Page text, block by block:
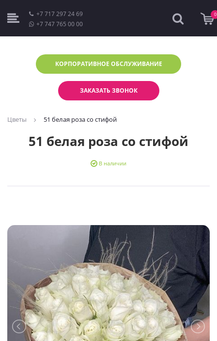
+7 717 297 24 69
+7 747 765 00 00
0
КОРПОРАТИВНОЕ ОБСЛУЖИВАНИЕ
ЗАКАЗАТЬ ЗВОНОК
Цветы 51 белая роза со стифой
51 белая роза со стифой
В наличии